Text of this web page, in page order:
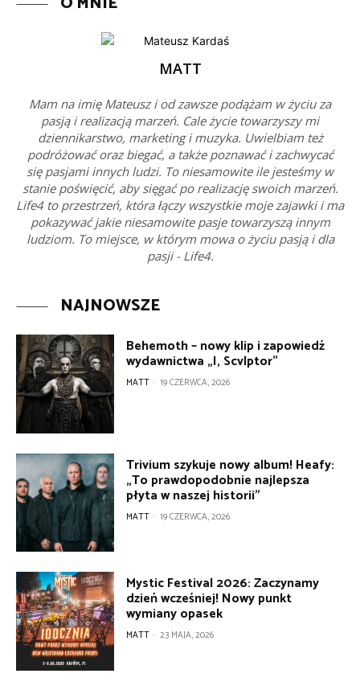
MATT
Mam na imię Mateusz i od zawsze podążam w życiu za
pasją i realizacją marzeń. Cale życie towarzyszy mi
dziennikarstwo, marketing i muzyka. Uwielbiam też
podróżować oraz biegać, a także poznawać i zachwycać
się pasjami innych ludzi. To niesamowite ile jesteśmy w
stanie poświęcić, aby sięgać po realizację swoich marzeń.
Life4 to przestrzeń, która łączy wszystkie moje zajawki i ma
pokazywać jakie niesamowite pasje towarzyszą innym
ludziom. To miejsce, w którym mowa o życiu pasją i dla
pasji - Life4.
NAJNOWSZE
Behemoth – nowy klip i zapowiedź
wydawnictwa „I, Scvlptor”
MATT - 19 CZERWCA, 2026
Trivium szykuje nowy album! Heafy:
„To prawdopodobnie najlepsza
płyta w naszej historii”
MATT - 19 CZERWCA, 2026
Mystic Festival 2026: Zaczynamy
dzień wcześniej! Nowy punkt
wymiany opasek
MATT - 23 MAJA, 2026